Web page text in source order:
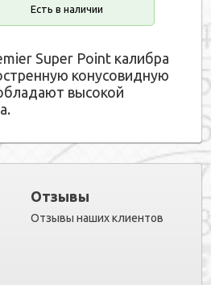
Есть в наличии
Super Point калибра
конусовидную
высокой
Отзывы
Отзывы наших клиентов